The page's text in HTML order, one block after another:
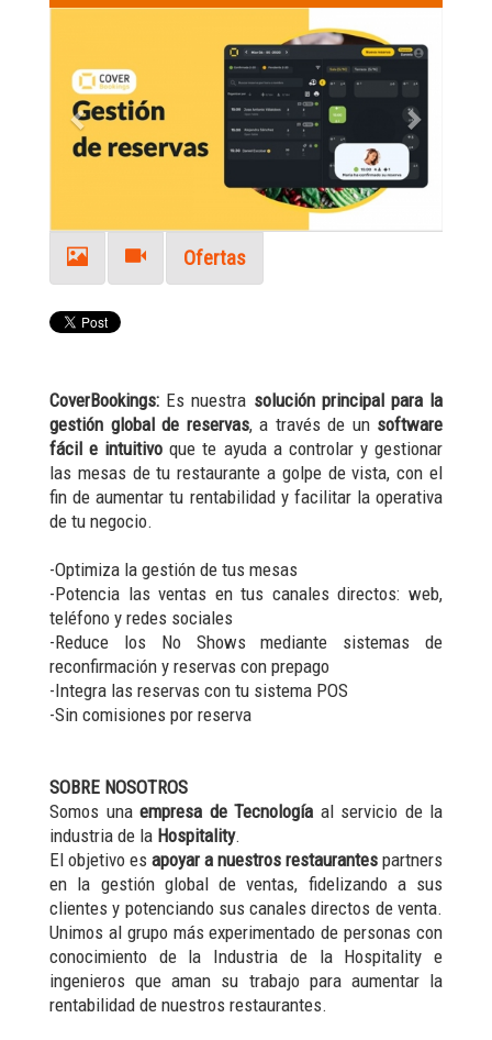
Previous
Ofertas
CoverBookings: Es nuestra solución principal para la
gestión global de reservas, a través de un software
fácil e intuitivoque te ayuda a controlar y gestionar
las mesas de tu restaurante a golpe de vista, con el
fin de aumentar tu rentabilidad y facilitar la operativa
de tu negocio.
-Optimiza la gestión de tus mesas
-Potencia las ventas en tus canales directos: web,
teléfono y redes sociales
-Reduce los No Shows mediante sistemas de
reconfirmación y reservas con prepago
-Integra las reservas con tu sistema POS
-Sin comisiones por reserva
SOBRE NOSOTROS
Somos una empresa de Tecnología al servicio de la
industria de la Hospitality.
El objetivo es apoyar a nuestros restaurantes partners
en la gestión global de ventas, fidelizando a sus
clientes y potenciando sus canales directos de venta.
Unimos al grupo más experimentado de personas con
conocimiento de la Industria de la Hospitality e
ingenieros que aman su trabajo para aumentar la
rentabilidad de nuestros restaurantes.